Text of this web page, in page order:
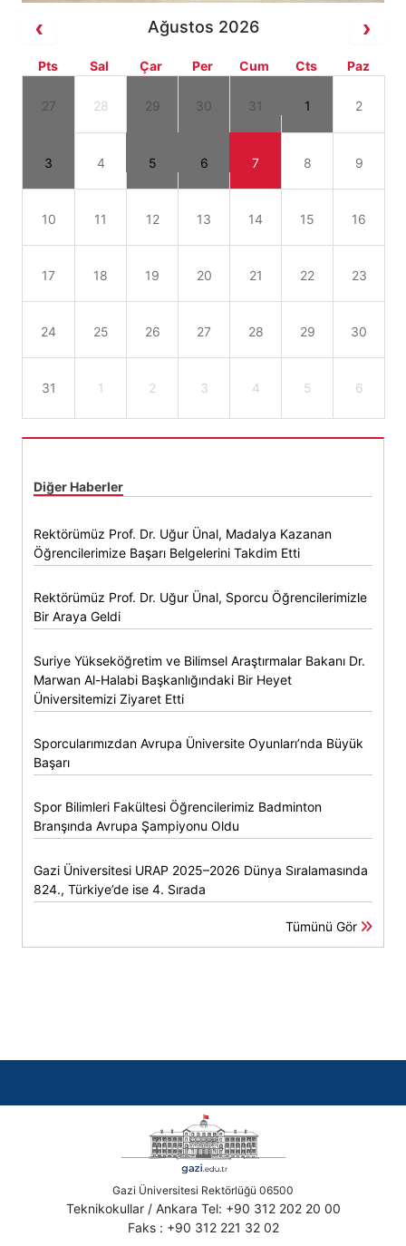
Ağustos 2026
Pts Sal Çar Per Cum Cts Paz
27 28 29 30 31 1 2
3 4 5 6 7 8 9
10 11 12 13 14 15 16
17 18 19 20 21 22 23
24 25 26 27 28 29 30
31 1 2 3 4 5 6
Diğer Haberler
Rektörümüz Prof. Dr. Uğur Ünal, Madalya Kazanan
Öğrencilerimize Başarı Belgelerini Takdim Etti
Rektörümüz Prof. Dr. Uğur Ünal, Sporcu Öğrencilerimizle
Bir Araya Geldi
Suriye Yükseköğretim ve Bilimsel Araştırmalar Bakanı Dr.
Marwan Al-Halabi Başkanlığındaki Bir Heyet
Üniversitemizi Ziyaret Etti
Sporcularımızdan Avrupa Üniversite Oyunları’nda Büyük
Başarı
Spor Bilimleri Fakültesi Öğrencilerimiz Badminton
Branşında Avrupa Şampiyonu Oldu
Gazi Üniversitesi URAP 2025–2026 Dünya Sıralamasında
824., Türkiye’de ise 4. Sırada
Tümünü Gör
Gazi Üniversitesi Rektörlüğü 06500
Teknikokullar / Ankara Tel: +90 312 202 20 00
Faks : +90 312 221 32 02